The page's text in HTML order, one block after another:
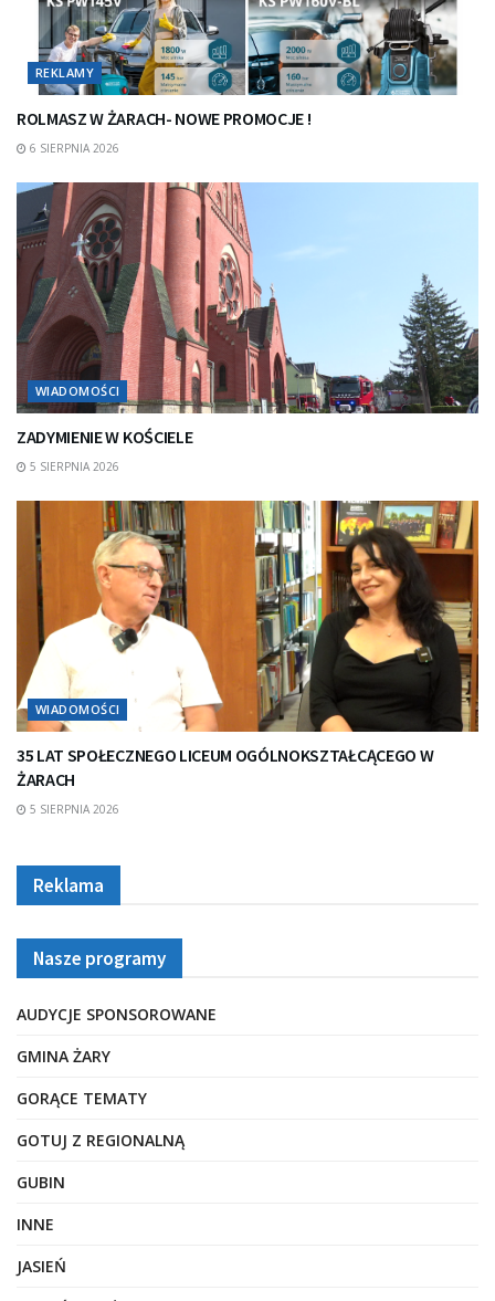
REKLAMY
ROLMASZ W ŻARACH- NOWE PROMOCJE !
6 SIERPNIA 2026
WIADOMOŚCI
ZADYMIENIE W KOŚCIELE
5 SIERPNIA 2026
WIADOMOŚCI
35 LAT SPOŁECZNEGO LICEUM OGÓLNOKSZTAŁCĄCEGO W
ŻARACH
5 SIERPNIA 2026
Reklama
Nasze programy
AUDYCJE SPONSOROWANE
GMINA ŻARY
GORĄCE TEMATY
GOTUJ Z REGIONALNĄ
GUBIN
INNE
JASIEŃ